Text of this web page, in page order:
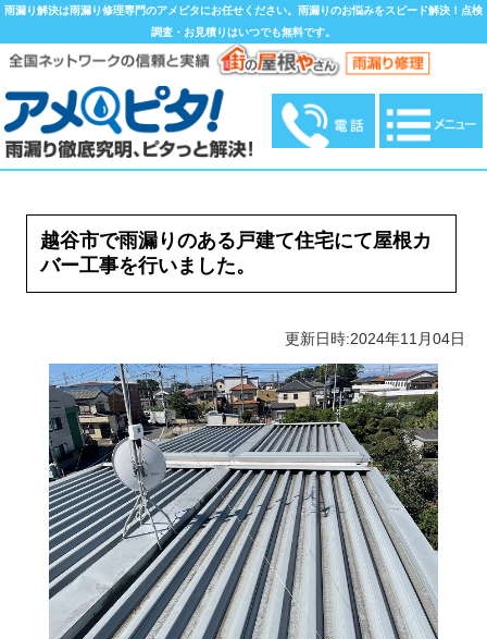
雨漏り解決は雨漏り修理専門のアメピタにお任せください。雨漏りのお悩みをスピード解決！点検
調査・お見積りはいつでも無料です。
越谷市で雨漏りのある戸建て住宅にて屋根カ
バー工事を行いました。
更新日時:2024年11月04日